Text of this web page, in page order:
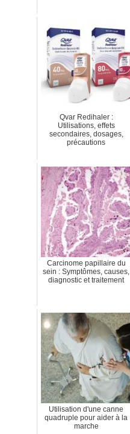
Qvar Redihaler :
Utilisations, effets
secondaires, dosages,
précautions
Carcinome papillaire du
sein : Symptômes, causes,
diagnostic et traitement
Utilisation d'une canne
quadruple pour aider à la
marche